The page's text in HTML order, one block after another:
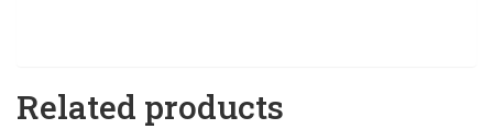
Related products